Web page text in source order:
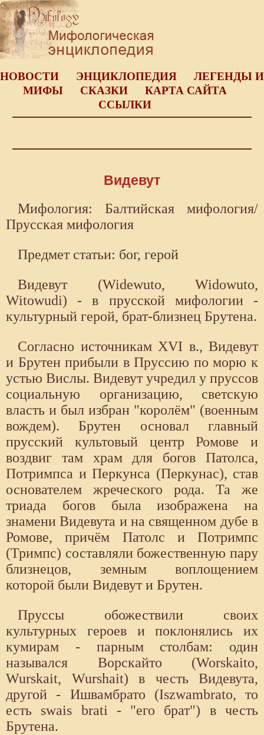
НОВОСТИ ЭНЦИКЛОПЕДИЯ
ЛЕГЕНДЫ И
МИФЫ
СКАЗКИ
КАРТА САЙТА
ССЫЛКИ
Видевут
Мифология: Балтийская мифология/
Прусская мифология
Предмет статьи: бог, герой
Видевут (Widewuto, Widowuto,
Witowudi) - в прусской мифологии -
культурный герой, брат-близнец Брутена.
Согласно источникам XVI в., Видевут
и Брутен прибыли в Пруссию по морю к
устью Вислы. Видевут учредил у пруссов
социальную организацию, светскую
власть и был избран "королём" (военным
вождем). Брутен основал главный
прусский культовый центр Ромове и
воздвиг там храм для богов Патолса,
Потримпса и Перкунса (Перкунас), став
основателем жреческого рода. Та же
триада богов была изображена на
знамени Видевута и на священном дубе в
Ромове, причём Патолс и Потримпс
(Тримпс) составляли божественную пару
близнецов, земным воплощением
которой были Видевут и Брутен.
Пруссы обожествили своих
культурных героев и поклонялись их
кумирам - парным столбам: один
назывался Ворскайто (Worskaito,
Wurskait, Wurshait) в честь Видевута,
другой - Ишвамбрато (Iszwambrato, то
есть swais brati - "его брат") в честь
Брутена.